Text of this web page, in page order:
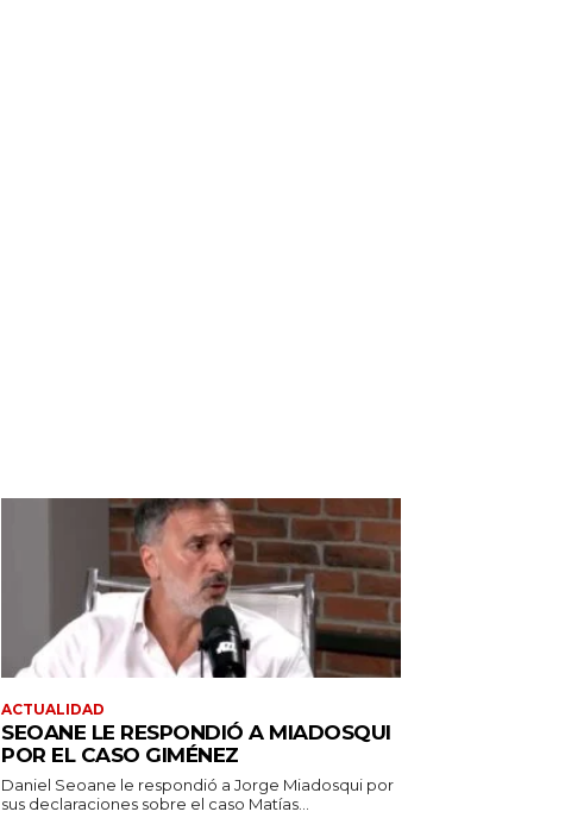
ACTUALIDAD
SEOANE LE RESPONDIÓ A MIADOSQUI
POR EL CASO GIMÉNEZ
Daniel Seoane le respondió a Jorge Miadosqui por
sus declaraciones sobre el caso Matías...